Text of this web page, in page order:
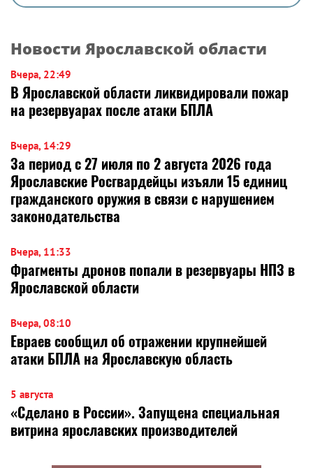
Новости Ярославской области
Вчера, 22:49
В Ярославской области ликвидировали пожар
на резервуарах после атаки БПЛА
Вчера, 14:29
За период с 27 июля по 2 августа 2026 года
Ярославские Росгвардейцы изъяли 15 единиц
гражданского оружия в связи с нарушением
законодательства
Вчера, 11:33
Фрагменты дронов попали в резервуары НПЗ в
Ярославской области
Вчера, 08:10
Евраев сообщил об отражении крупнейшей
атаки БПЛА на Ярославскую область
5 августа
«Сделано в России». Запущена специальная
витрина ярославских производителей